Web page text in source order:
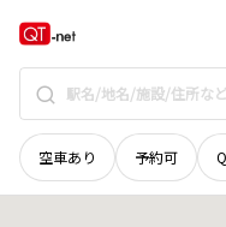
空車あり 予約可
香川県